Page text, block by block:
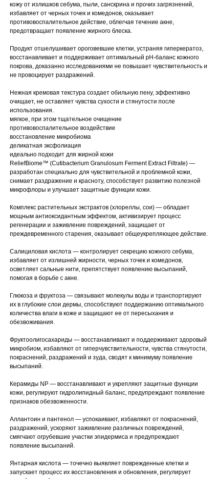
кожу от излишков себума, пыли, санскрина и прочих загрязнений,
избавляет от черных точек и комедонов, оказывает
противовоспалительное действие, облегчая течение акне,
предотвращает появление жирного блеска.
Продукт отшелушивает ороговевшие клетки, устраняя гиперкератоз,
восстанавливает и поддерживает оптимальный рН-баланс кожного
покрова, доказанно исследованиями не повышает чувствительность и
не провоцирует раздражений.
Нежная кремовая текстура создает обильную пену, эффективно
очищает, не оставляет чувства сухости и стянутости после
использования.
мягкое, при этом тщательное очищение
противовоспалительное воздействие
восстановление микробиома
деликатная эксфолиация
идеально подходит для жирной кожи
ReliefBiome™ (Cutibacterium Granulosum Ferment Extract Filtrate) —
разработан специально для чувствительной и проблемной кожи,
снимает раздражение и красноту, способствует развитию полезной
микрофлоры и улучшает защитные функции кожи.
Комплекс растительных экстрактов (хлореллы, сои) — обладает
мощным антиоксидантным эффектом, активизирует процесс
регенерации и заживление повреждений, защищает от
преждевременного старения, оказывает общеукрепляющее действие.
Салициловая кислота — контролирует секрецию кожного себума,
избавляет от излишней жирности, черных точек и комедонов,
осветляет сальные нити, препятствует появлению высыпаний,
помогая в борьбе с акне.
Глюкоза и фруктоза — связывают молекулы воды и транспортируют
их в глубокие слои дермы, способствуют поддержанию оптимального
количества влаги в коже и защищают ее от пересыхания и
обезвоживания.
Фруктоолигосахариды — восстанавливают и поддерживают здоровый
микробиом, избавляют от гиперчувствительности, чувства стянутости,
покраснений, раздражений и зуда, сводят к минимуму появление
высыпаний.
Керамиды NP — восстанавливают и укрепляют защитные функции
кожи, регулируют гидролипидный баланс, предупреждают появление
признаков обезвоженности.
Аллантоин и пантенол — успокаивают, избавляют от покраснений,
раздражений, ускоряют заживление различных повреждений,
смягчают огрубевшие участки эпидермиса и предупреждают
появление высыпаний.
Янтарная кислота — точечно выявляет поврежденные клетки и
запускает процесс их восстановления и обновления, регулирует